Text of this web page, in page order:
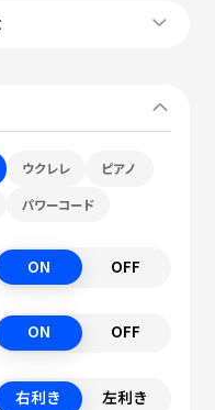
ウクレレ ピアノ
パワーコード
ON OFF
ON OFF
右利き 左利き